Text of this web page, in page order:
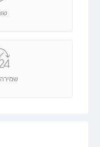
שמירה 24/7